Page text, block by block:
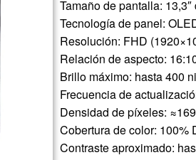
Tamaño de pantalla:
Tecnología de panel:
Resolución: FHD
Relación de aspecto:
Brillo máximo: hasta 400
Frecuencia de
Densidad de píxeles:
Cobertura de color: 100%
Contraste aproximado: